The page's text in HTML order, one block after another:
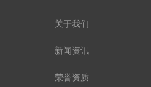
关于我们
新闻资讯
荣誉资质